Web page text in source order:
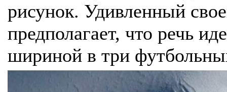
рисунок. Удивленный
предполагает, что речь
шириной в три